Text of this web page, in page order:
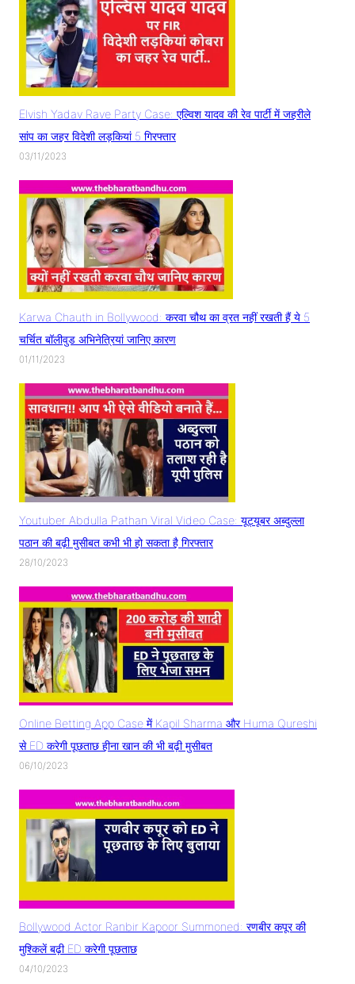
Elvish Yadav Rave Party Case: एल्विश यादव की रेव पार्टी में जहरीले
सांप का जहर विदेशी लड़कियां 5 गिरफ्तार
03/11/2023
Karwa Chauth in Bollywood: करवा चौथ का व्रत नहीं रखती हैं ये 5
चर्चित बॉलीवुड अभिनेत्रियां जानिए कारण
01/11/2023
Youtuber Abdulla Pathan Viral Video Case: यूट्यूबर अब्दुल्ला
पठान की बढ़ी मुसीबत कभी भी हो सकता है गिरफ्तार
28/10/2023
Online Betting App Case में Kapil Sharma और Huma Qureshi
से ED करेगी पूछताछ हीना खान की भी बढ़ी मुसीबत
06/10/2023
Bollywood Actor Ranbir Kapoor Summoned: रणबीर कपूर की
मुश्किलें बढ़ी ED करेगी पूछताछ
04/10/2023